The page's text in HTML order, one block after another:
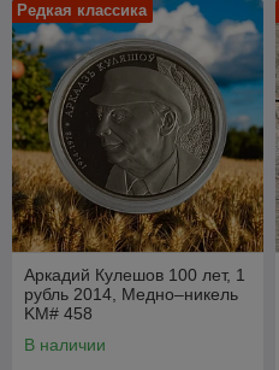
Редкая классика
Аркадий Кулешов 100 лет, 1
рубль 2014, Медно–никель
KM# 458
В наличии